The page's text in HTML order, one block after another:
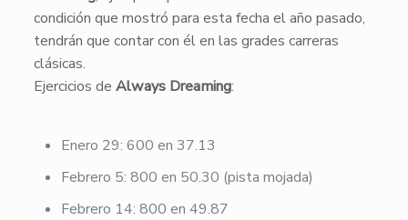
condición que mostró para esta fecha el año pasado,
tendrán que contar con él en las grades carreras
clásicas.
Ejercicios de Always Dreaming:
Enero 29: 600 en 37.13
Febrero 5: 800 en 50.30 (pista mojada)
Febrero 14: 800 en 49.87